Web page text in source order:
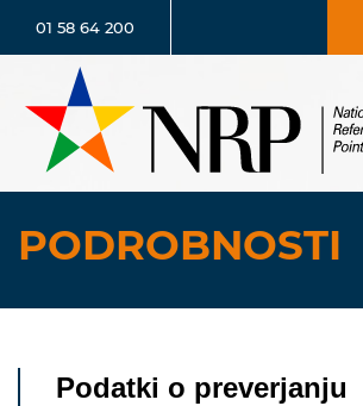
01 58 64 200
PODROBNOSTI
Podatki o preverjanju